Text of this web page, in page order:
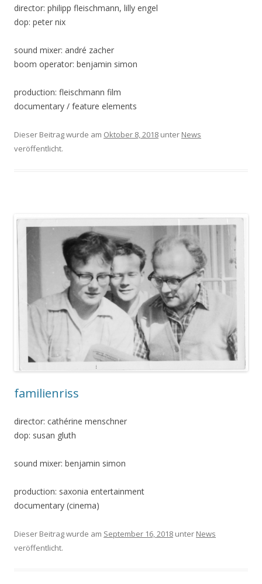
director: philipp fleischmann, lilly engel
dop: peter nix
sound mixer: andré zacher
boom operator: benjamin simon
production: fleischmann film
documentary / feature elements
Dieser Beitrag wurde am Oktober 8, 2018 unter News
veröffentlicht.
familienriss
director: cathérine menschner
dop: susan gluth
sound mixer: benjamin simon
production: saxonia entertainment
documentary (cinema)
Dieser Beitrag wurde am September 16, 2018 unter News
veröffentlicht.